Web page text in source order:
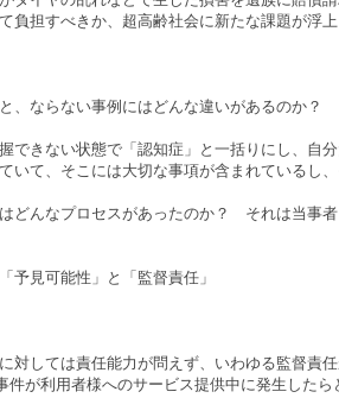
負担すべきか、超高齢社会に新たな課題が浮
、ならない事例にはどんな違いがあるのか？
できない状態で「認知症」と一括りにし、自
いて、そこには大切な事項が含まれているし
どんなプロセスがあったのか？ それは当事
見可能性」と「監督責任」
対しては責任能力が問えず、いわゆる監督
件が利用者様へのサービス提供中に発生したら